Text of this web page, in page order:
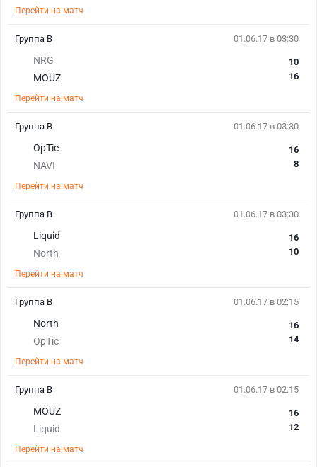
Перейти на матч
01.06.17 в 03:30
NRG
MOUZ
10
16
Перейти на матч
Группа В
01.06.17 в 03:30
OpTic
NAVI
16
8
Перейти на матч
Группа В
01.06.17 в 03:30
Liquid
North
16
10
Перейти на матч
Группа В
01.06.17 в 02:15
North
OpTic
16
14
Перейти на матч
Группа В
01.06.17 в 02:15
MOUZ
Liquid
16
12
Перейти на матч
Группа В